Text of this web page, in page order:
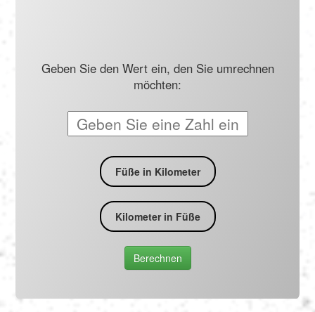
Geben Sie den Wert ein, den Sie umrechnen
möchten:
Füße in Kilometer
Kilometer in Füße
Berechnen